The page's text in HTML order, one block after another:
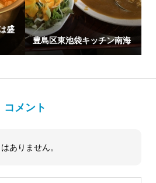
盛
豊島区東池袋キッチン南海
コメント
ありません。